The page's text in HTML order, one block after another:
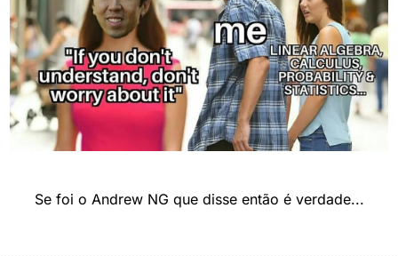
Se foi o Andrew NG que disse então é verdade...